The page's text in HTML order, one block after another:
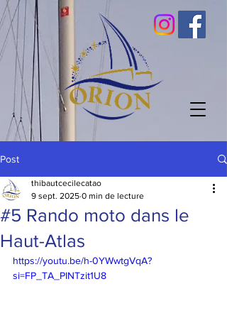
Post
#5 Rando moto dans le
Haut-Atlas
thibautcecilecatao
9 sept. 2025 0 min de lecture
https://youtu.be/h-0YWwtgVqA?
si=FP_TA_PINTzit1U8